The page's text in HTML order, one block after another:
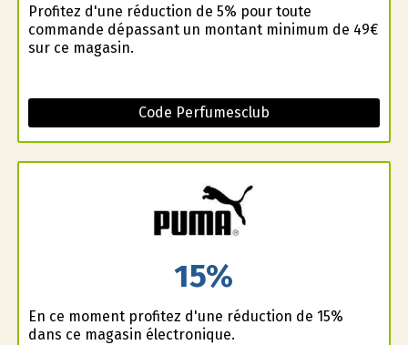
Profitez d'une réduction de 5% pour toute
commande dépassant un montant minimum de 49€
sur ce magasin.
Code Perfumesclub
15%
En ce moment profitez d'une réduction de 15%
dans ce magasin électronique.